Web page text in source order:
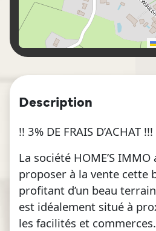
Description
!! 3% DE FRAIS D’ACHAT
La société HOME’S
proposer à la vente cette
profitant d’un beau
est idéalement situé à
les facilités et commerces.